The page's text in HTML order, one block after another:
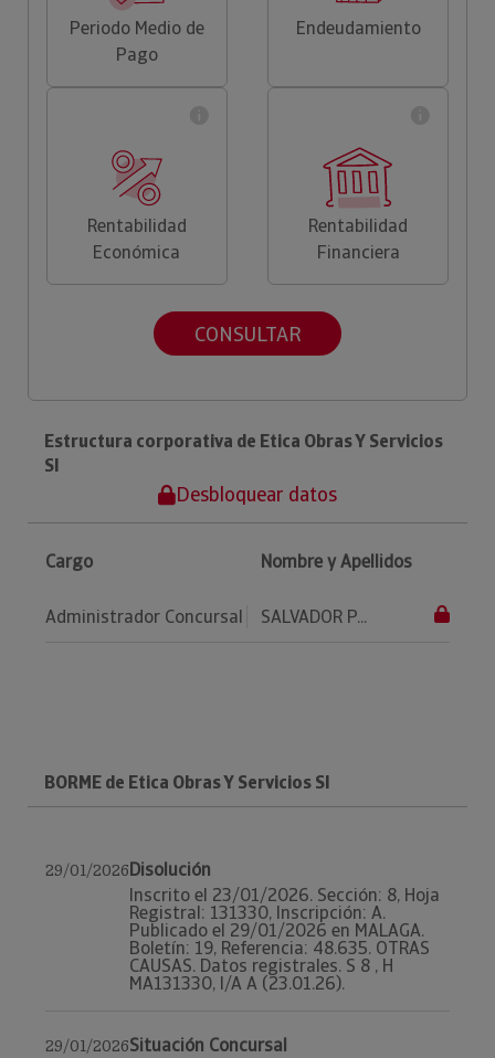
Periodo Medio de
Pago
Endeudamiento
Rentabilidad
Económica
Rentabilidad
Financiera
CONSULTAR
Estructura corporativa de Etica Obras Y Servicios
Sl
Desbloquear datos
Cargo Nombre y Apellidos
Administrador Concursal SALVADOR P...
BORME de Etica Obras Y Servicios Sl
29/01/2026Disolución
Inscrito el 23/01/2026. Sección: 8, Hoja
Registral: 131330, Inscripción: A.
Publicado el 29/01/2026 en MALAGA.
Boletín: 19, Referencia: 48.635. OTRAS
CAUSAS. Datos registrales. S 8 , H
MA131330, I/A A (23.01.26).
29/01/2026Situación Concursal